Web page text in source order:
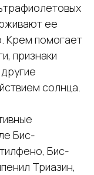
ее
Крем помогает
признаки
солнца.
Бис-
Бис-
Триазин,